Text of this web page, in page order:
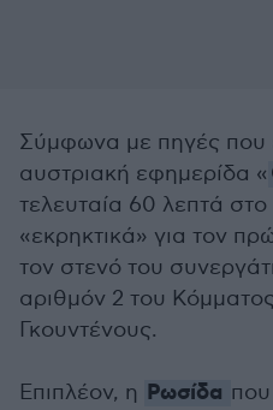
Σύμφωνα με πηγές που
αυστριακή εφημερίδα «
τελευταία 60 λεπτά στο
«εκρηκτικά» για τον
τον στενό του
αριθμόν 2 του
Γκουντένους.
Επιπλέον, η Ρωσίδα